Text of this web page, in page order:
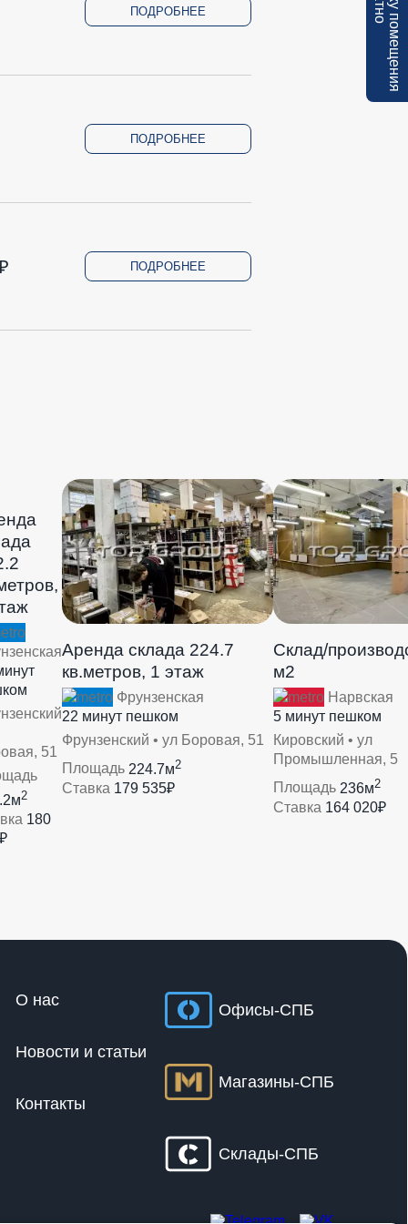
ПОДРОБНЕЕ
ПОДРОБНЕЕ
ПОДРОБНЕЕ
51
2
180
Аренда склада 224.7
кв.метров, 1 этаж
Фрунзенская
22 минут пешком
Фрунзенский • ул Боровая, 51
Площадь 224.7м2
Ставка 179 535₽
Склад/
м2
Нарвская
5 минут пешком
Кировский • ул
Промышленная, 5
Площадь 236м2
Ставка 164 020₽
О нас
Новости и статьи
Контакты
Офисы-СПБ
Магазины-СПБ
Склады-СПБ